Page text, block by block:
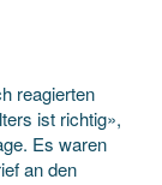
reagierten
ist richtig»,
Es waren
an den